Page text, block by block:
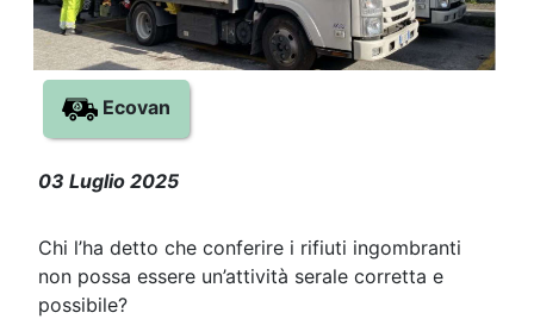
Ecovan
ECOVAN a Genova sotto le stelle:
03 Luglio 2025
Chi l’ha detto che conferire i rifiuti ingombranti
non possa essere un’attività serale corretta e
possibile?